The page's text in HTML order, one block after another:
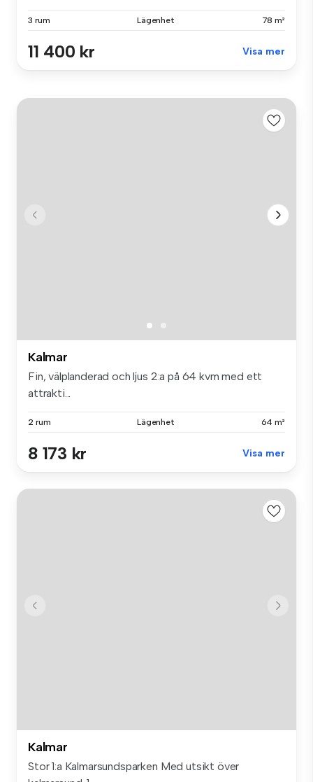
3 rum Lägenhet 78 m²
11 400 kr Visa mer
Kalmar
Fin, välplanderad och ljus 2:a på 64 kvm med ett
attrakti...
2 rum Lägenhet 64 m²
8 173 kr Visa mer
Kalmar
Stor 1:a Kalmarsundsparken Med utsikt över